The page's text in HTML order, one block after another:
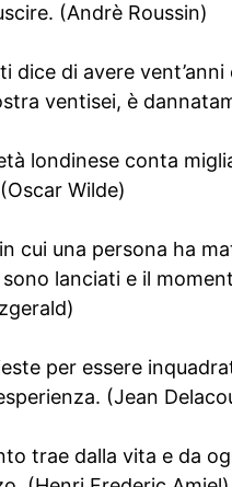
(Andrè Roussin)
dice di avere
ventisei, è
londinese conta
Wilde)
cui una persona ha
lanciati e il
per essere
(Jean
trae dalla vita e da